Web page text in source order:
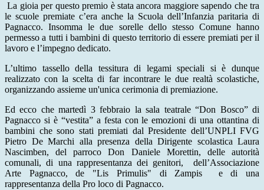
La gioia per questo premio è stata ancora maggiore sapendo che tra
le scuole premiate c’era anche la Scuola dell’Infanzia paritaria di
Pagnacco. Insomma le due sorelle dello stesso Comune hanno
permesso a tutti i bambini di questo territorio di essere premiati per il
lavoro e l’impegno dedicato.
L’ultimo tassello della tessitura di legami speciali si è dunque
realizzato con la scelta di far incontrare le due realtà scolastiche,
organizzando assieme un'unica cerimonia di premiazione.
Ed ecco che martedì 3 febbraio la sala teatrale “Don Bosco” di
Pagnacco si è “vestita” a festa con le emozioni di unaottantina di
bambini che sono stati premiati dal Presidente dell’UNPLI FVG
Pietro De Marchi alla presenza della Dirigente scolastica Laura
Nascimben, del parroco Don Daniele Morettin, delle autorità
comunali, di una rappresentanza dei genitori, dell’Associazione
Arte Pagnacco, de "Lis Primulis" di Zampis e di una
rappresentanza della Pro loco di Pagnacco.